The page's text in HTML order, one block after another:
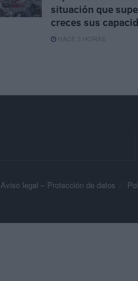
situación que
creces sus
HACE 3 HORAS
Aviso legal – Protección de datos